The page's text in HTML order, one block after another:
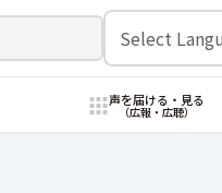
声を届ける・見る
（広報・広聴）